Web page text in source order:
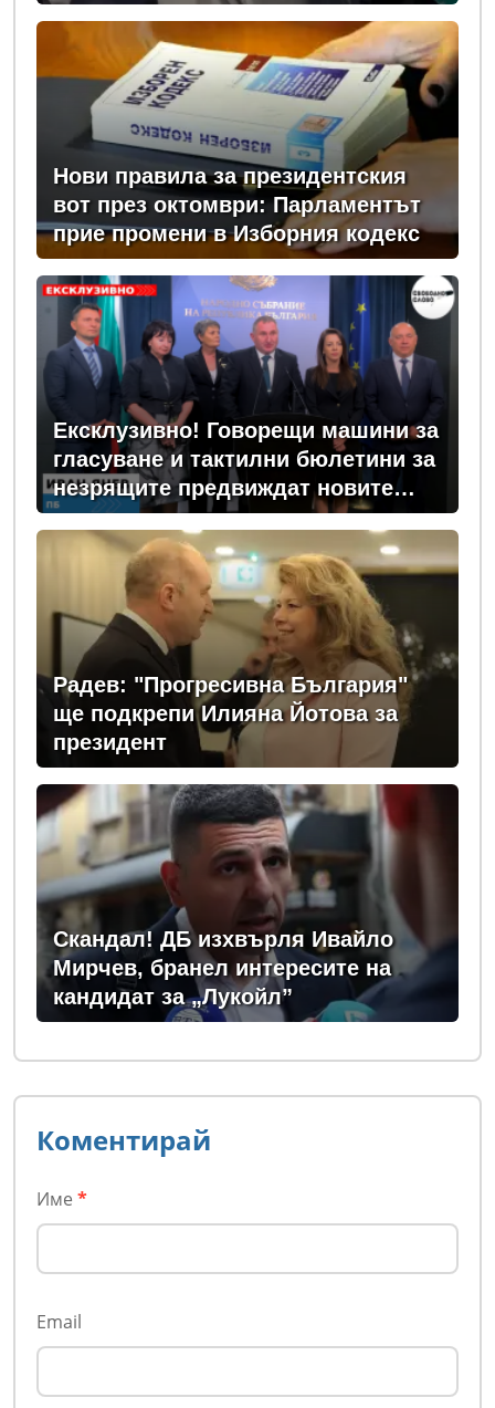
Нови правила за президентския
вот през октомври: Парламентът
прие промени в Изборния кодекс
Ексклузивно! Говорещи машини за
гласуване и тактилни бюлетини за
незрящите предвиждат новите
изборни правила! (ВИДЕО)
Радев: "Прогресивна България"
ще подкрепи Илияна Йотова за
президент
Скандал! ДБ изхвърля Ивайло
Мирчев, бранел интересите на
кандидат за „Лукойл”
Коментирай
Име *
Email